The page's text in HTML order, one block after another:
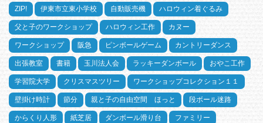
ZIP! 伊東市立東小学校 自動販売機 ハロウィン着ぐるみ
父と子のワークショップ ハロウィン工作 カヌー
ワークショップ 阪急 ピンボールゲーム カントリーダンス
出張教室 書籍 玉川法人会 ラッキーダンボール おやこ工作
学習院大学 クリスマスツリー ワークショップコレクション１１
壁掛け時計 節分 親と子の自由空間 ほっと 段ボール迷路
からくり人形 紙芝居 ダンボール滑り台 ファミリー